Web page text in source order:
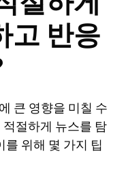
고 반응
큰 영향을 미칠 수
절하게 뉴스를 탐
위해 몇 가지 팁